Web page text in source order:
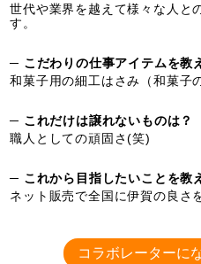
世代や業界を越えて様々な人と
す。
─ こだわりの仕事アイテムを教
和菓子用の細工はさみ（和菓子
─ これだけは譲れないものは？
職人としての頑固さ(笑)
─ これから目指したいことを教
ネット販売で全国に伊賀の良さ
コラボレーターに